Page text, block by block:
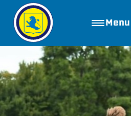
Menu
Golfbaan Ter Specke
Webshop